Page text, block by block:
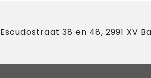
Escudostraat 38 en 48, 2991 XV